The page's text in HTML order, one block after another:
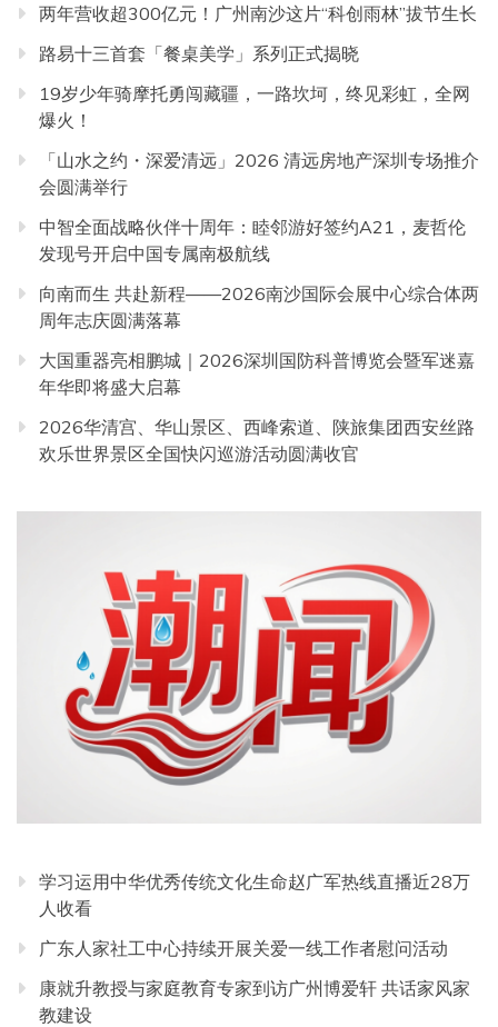
两年营收超300亿元！广州南沙这片“科创雨林”拔节生长
路易十三首套「餐桌美学」系列正式揭晓
19岁少年骑摩托勇闯藏疆，一路坎坷，终见彩虹，全网
爆火！
「山水之约・深爱清远」2026 清远房地产深圳专场推介
会圆满举行
中智全面战略伙伴十周年：睦邻游好签约A21，麦哲伦
发现号开启中国专属南极航线
向南而生 共赴新程——2026南沙国际会展中心综合体两
周年志庆圆满落幕
大国重器亮相鹏城｜2026深圳国防科普博览会暨军迷嘉
年华即将盛大启幕
2026华清宫、华山景区、西峰索道、陕旅集团西安丝路
欢乐世界景区全国快闪巡游活动圆满收官
学习运用中华优秀传统文化生命赵广军热线直播近28万
人收看
广东人家社工中心持续开展关爱一线工作者慰问活动
康就升教授与家庭教育专家到访广州博爱轩 共话家风家
教建设